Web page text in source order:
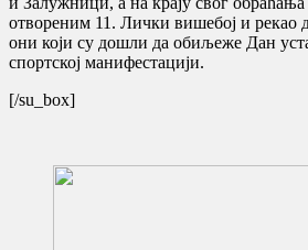
отвореним 11. Лички вишебој и рекао
они који су дошли да обиљеже Дан
спортској манифестацији.
[/su_box]